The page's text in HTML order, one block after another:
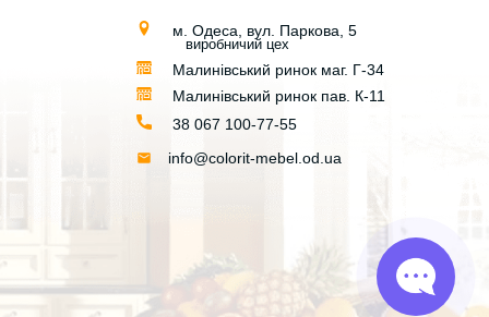
м. Одеса, вул. Паркова, 5
виробничий цех
Малинівський ринок маг. Г-34
Малинівський ринок пав. К-11
38 067 100-77-55
info@colorit-mebel.od.ua